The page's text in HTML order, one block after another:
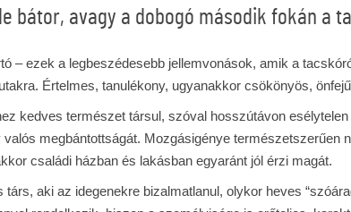
bátor, avagy a dobogó második fokán a
– ezek a legbeszédesebb jellemvonások, amik a
Értelmes, tanulékony, ugyanakkor csökönyös,
kedves természet társul, szóval hosszútávon
megbántottságát. Mozgásigénye természetszerűen
családi házban és lakásban egyaránt jól érzi magát.
társ, aki az idegenekre bizalmatlanul, olykor heves